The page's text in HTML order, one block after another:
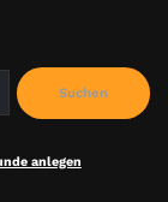
Suchen
anlegen